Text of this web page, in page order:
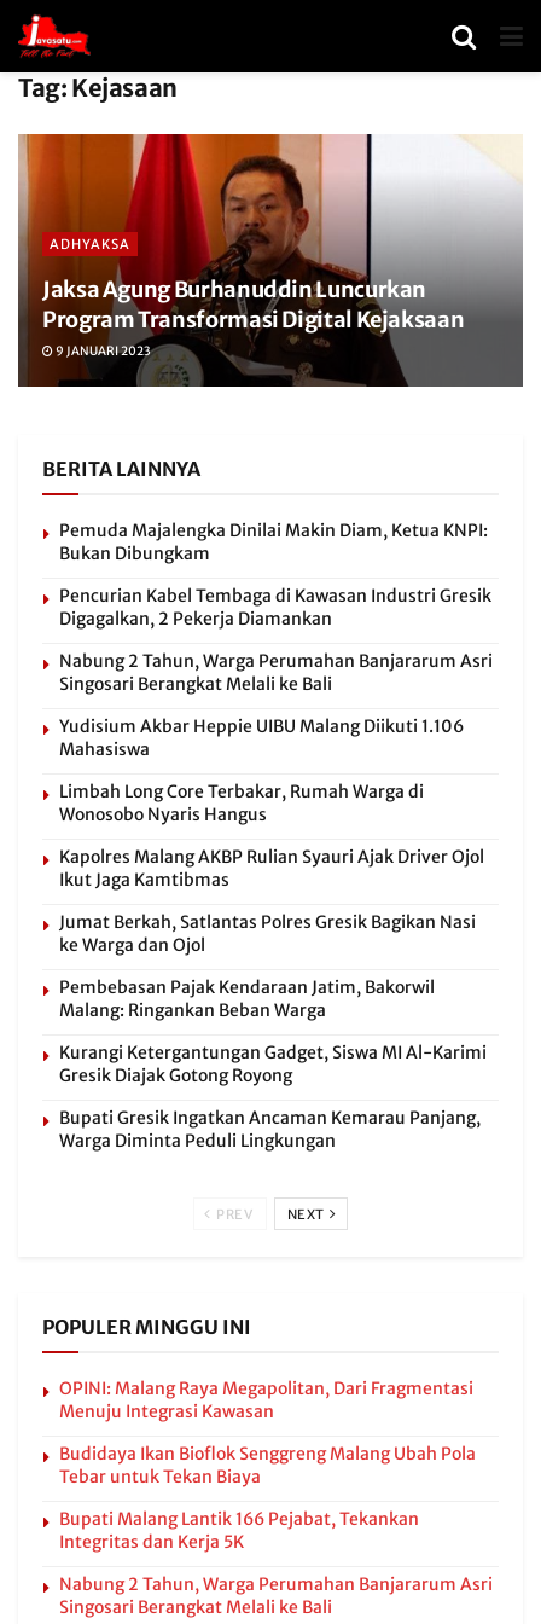
Tag: Kejasaan
ADHYAKSA
Jaksa Agung Burhanuddin Luncurkan
Program Transformasi Digital Kejaksaan
9 JANUARI 2023
BERITA LAINNYA
Pemuda Majalengka Dinilai Makin Diam, Ketua KNPI:
Bukan Dibungkam
Pencurian Kabel Tembaga di Kawasan Industri Gresik
Digagalkan, 2 Pekerja Diamankan
Nabung 2 Tahun, Warga Perumahan Banjararum Asri
Singosari Berangkat Melali ke Bali
Yudisium Akbar Heppie UIBU Malang Diikuti 1.106
Mahasiswa
Limbah Long Core Terbakar, Rumah Warga di
Wonosobo Nyaris Hangus
Kapolres Malang AKBP Rulian Syauri Ajak Driver Ojol
Ikut Jaga Kamtibmas
Jumat Berkah, Satlantas Polres Gresik Bagikan Nasi
ke Warga dan Ojol
Pembebasan Pajak Kendaraan Jatim, Bakorwil
Malang: Ringankan Beban Warga
Kurangi Ketergantungan Gadget, Siswa MI Al-Karimi
Gresik Diajak Gotong Royong
Bupati Gresik Ingatkan Ancaman Kemarau Panjang,
Warga Diminta Peduli Lingkungan
PREV NEXT
POPULER MINGGU INI
OPINI: Malang Raya Megapolitan, Dari Fragmentasi
Menuju Integrasi Kawasan
Budidaya Ikan Bioflok Senggreng Malang Ubah Pola
Tebar untuk Tekan Biaya
Bupati Malang Lantik 166 Pejabat, Tekankan
Integritas dan Kerja 5K
Nabung 2 Tahun, Warga Perumahan Banjararum Asri
Singosari Berangkat Melali ke Bali